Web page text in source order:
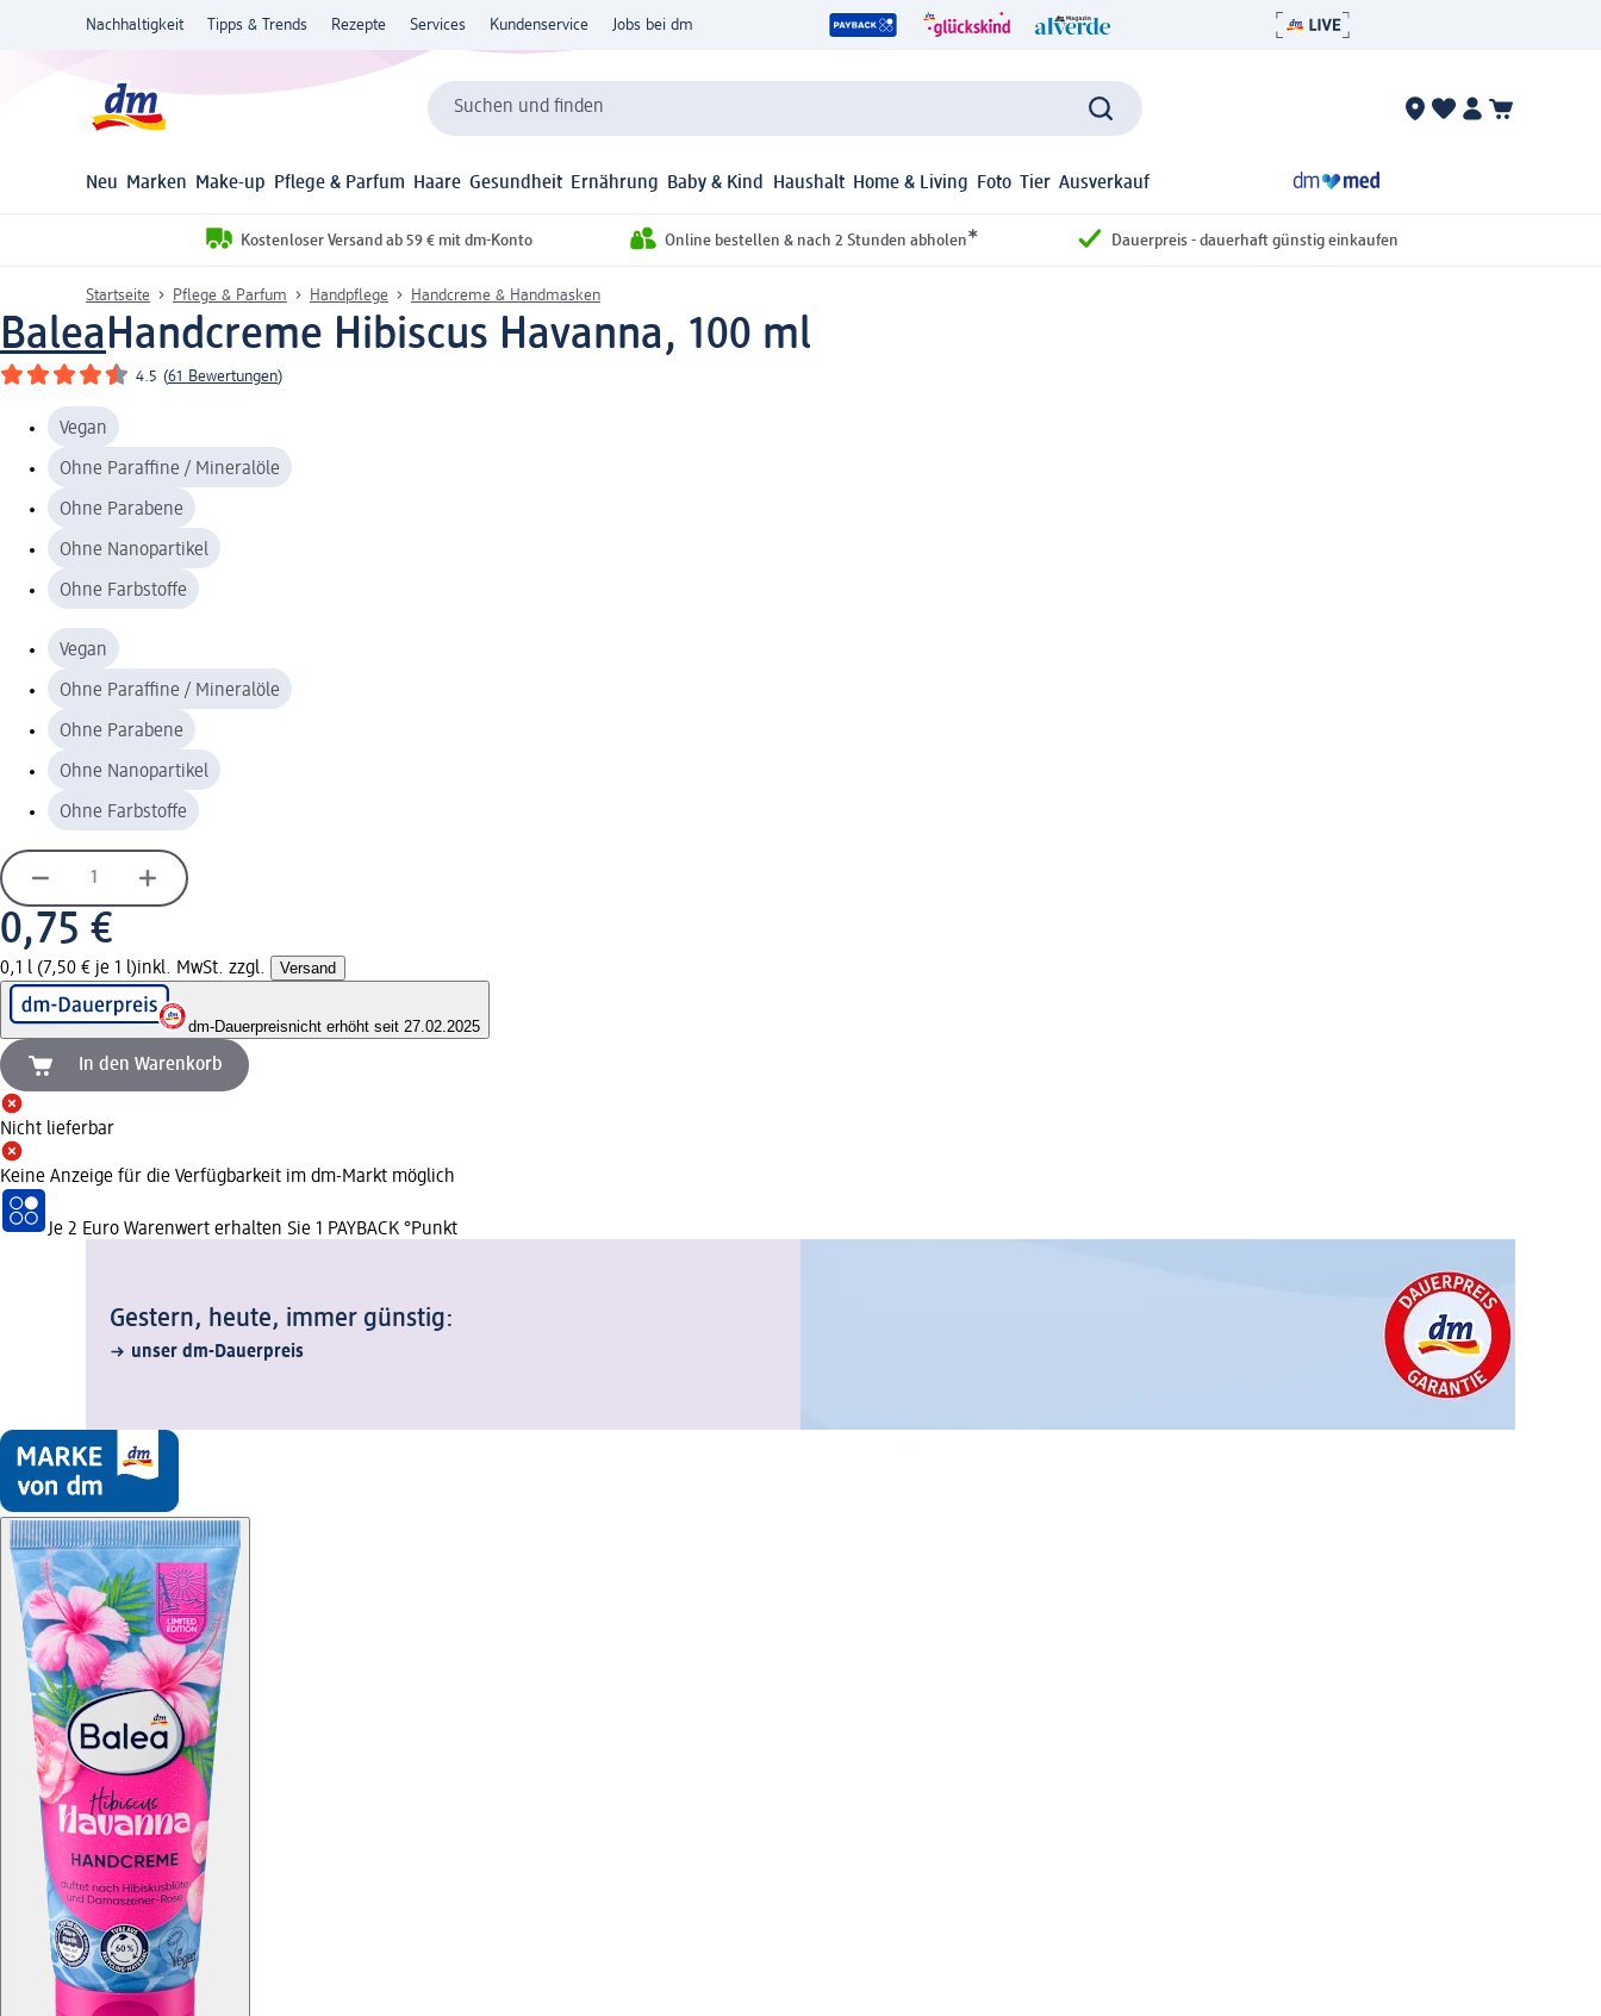
Nachhaltigkeit Tipps & Trends Rezepte Services Kundenservice Jobs bei dm
Suchen und finden
Neu Marken Make-up Pflege & Parfum Haare Gesundheit Ernährung Baby & Kind Haushalt Home & Living Foto Tier Ausverkauf
Kostenloser Versand ab 59 € mit dm-Konto Online bestellen & nach 2 Stunden abholen* Dauerpreis - dauerhaft günstig einkaufen
Startseite Pflege & Parfum Handpflege Handcreme & Handmasken
BaleaHandcreme Hibiscus Havanna, 100 ml
4.5 (61 Bewertungen)
Vegan
Ohne Paraffine / Mineralöle
Ohne Parabene
Ohne Nanopartikel
Ohne Farbstoffe
Vegan
Ohne Paraffine / Mineralöle
Ohne Parabene
Ohne Nanopartikel
Ohne Farbstoffe
0,75 €
0,1 l (7,50 € je 1 l)inkl. MwSt. zzgl. Versand
dm-Dauerpreisnicht erhöht seit 27.02.2025
In den Warenkorb
Nicht lieferbar
Keine Anzeige für die Verfügbarkeit im dm-Markt möglich
Je 2 Euro Warenwert erhalten Sie 1 PAYBACK °Punkt
Gestern, heute, immer günstig:
unser dm-Dauerpreis